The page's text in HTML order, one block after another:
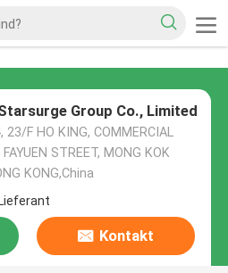
Group Co., Limited
23/F HO KING, COMMERCIAL
STREET, MONG KOK
KONG,China
Kontakt